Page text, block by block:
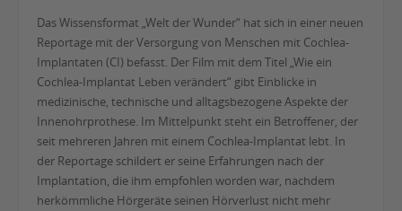
Das Wissensformat „Welt der Wunder“ hat sich in einer neuen
Reportage mit der Versorgung von Menschen mit Cochlea-
Implantaten (CI) befasst. Der Film mit dem Titel „Wie ein
Cochlea-Implantat Leben verändert“ gibt Einblicke in
medizinische, technische und alltagsbezogene Aspekte der
Innenohrprothese. Im Mittelpunkt steht ein Betroffener, der
seit mehreren Jahren mit einem Cochlea-Implantat lebt. In
der Reportage schildert er seine Erfahrungen nach der
Implantation, die ihm empfohlen worden war, nachdem
herkömmliche Hörgeräte seinen Hörverlust nicht mehr